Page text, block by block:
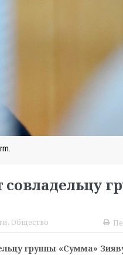
совладельцу
, Общество
группы «Сумма»